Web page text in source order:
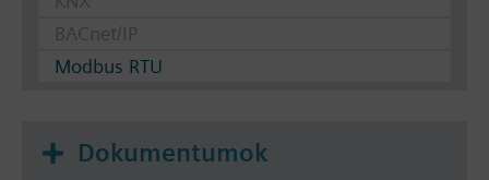
BACnet/IP
Modbus RTU
Dokumentumok